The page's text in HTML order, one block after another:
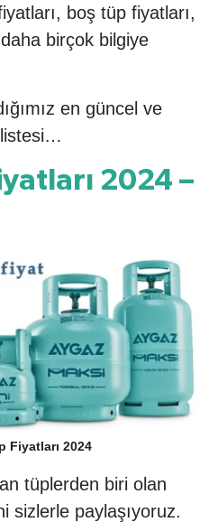
boş tüp fiyatları,
birçok bilgiye
en güncel ve
listesi…
2024 –
Fiyatları 2024
tüplerden biri olan
sizlerle paylaşıyoruz.